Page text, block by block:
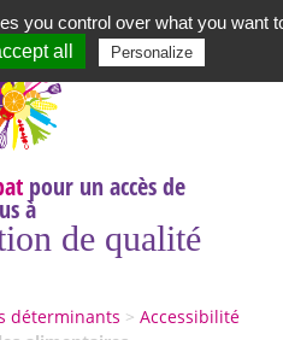
pour un accès de
à
de qualité
déterminants > Accessibilité
|Contact| | |
you control over what you want
all Personalize